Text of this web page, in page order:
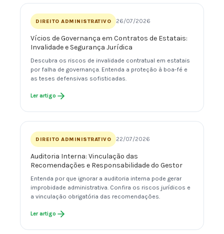
DIREITO ADMINISTRATIVO 26/07/2026
Vícios de Governança em Contratos de Estatais:
Invalidade e Segurança Jurídica
Descubra os riscos de invalidade contratual em estatais
por falha de governança. Entenda a proteção à boa-fé e
as teses defensivas sofisticadas.
Ler artigo
DIREITO ADMINISTRATIVO 22/07/2026
Auditoria Interna: Vinculação das
Recomendações e Responsabilidade do Gestor
Entenda por que ignorar a auditoria interna pode gerar
improbidade administrativa. Confira os riscos jurídicos e
a vinculação obrigatória das recomendações.
Ler artigo